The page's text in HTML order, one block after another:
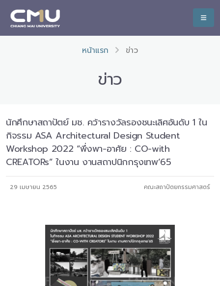
หน้าแรก ข่าว
ข่าว
นักศึกษาสถาปัตย์ มช. คว้ารางวัลรองชนะเลิศอันดับ 1 ใน
กิจรรม ASA Architectural Design Student
Workshop 2022 “พึ่งพา-อาศัย : CO-with
CREATORs” ในงาน งานสถาปนิกกรุงเทพ’65
29 เมษายน 2565 คณะสถาปัตยกรรมศาสตร์